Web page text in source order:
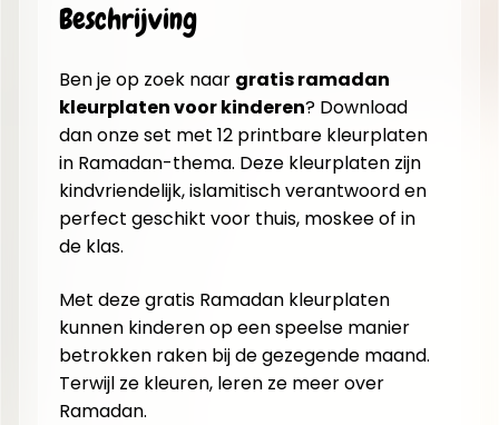
Beschrijving
Ben je op zoek naar gratis ramadan
kleurplaten voor kinderen? Download
dan onze set met 12 printbare kleurplaten
in Ramadan-thema. Deze kleurplaten zijn
kindvriendelijk, islamitisch verantwoord en
perfect geschikt voor thuis, moskee of in
de klas.
Met deze gratis Ramadan kleurplaten
kunnen kinderen op een speelse manier
betrokken raken bij de gezegende maand.
Terwijl ze kleuren, leren ze meer over
Ramadan.